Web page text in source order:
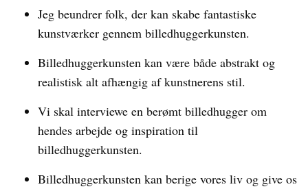
Jeg beundrer folk, der kan skabe fantastiske
kunstværker gennem billedhuggerkunsten.
Billedhuggerkunsten kan være både abstrakt og
realistisk alt afhængig af kunstnerens stil.
Vi skal interviewe en berømt billedhugger om
hendes arbejde og inspiration til
billedhuggerkunsten.
Billedhuggerkunsten kan berige vores liv og give os